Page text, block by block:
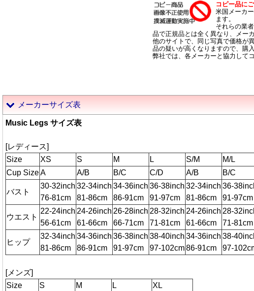
コピー品に
米国メーカ
ます。
それらの業
品で正規品とは全く異なり、メー
他のサイトで、同じ写真で価格が
品の疑いが高くなりますので、購
弊社では、各メーカーと協力して
メーカーサイズ表
Music Legs サイズ表
[レディース]
Size
XS S M L S/M M/L
Cup SizeA A/B B/C C/D A/B B/C
バスト
30-32inch
76-81cm
32-34inch
81-86cm
34-36inch
86-91cm
36-38inch
91-97cm
32-34inch
81-86cm
36-
91-97cm
ウエスト
22-24inch
56-61cm
24-26inch
61-66cm
26-28inch
66-71cm
28-32inch
71-81cm
24-26inch
61-66cm
28-
71-81cm
ヒップ
32-34inch
81-86cm
34-36inch
86-91cm
36-38inch
91-97cm
38-40inch
97-102cm
34-36inch
86-91cm
38-
97-
[メンズ]
Size
S M L XL